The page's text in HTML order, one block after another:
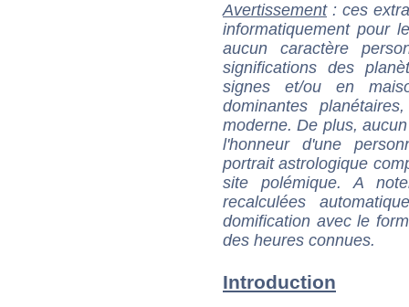
Avertissement: ces
informatiquement pour
aucun caractère
significations des
signes et/ou en
dominantes
moderne. De plus,
l'honneur d'une
portrait astrologique
site polémique. A
recalculées
domification avec le
des heures connues.
Introduction